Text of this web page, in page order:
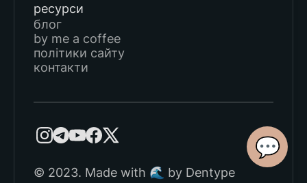
ресурси
блог
by me a coffee
політики сайту
контакти
© 2023. Made with 🌊 by Dentype
💬